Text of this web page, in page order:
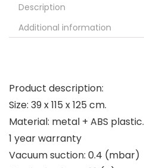
Description
Additional information
Product description:
Size: 39 x 115 x 125 cm.
Material: metal + ABS plastic.
1 year warranty
Vacuum suction: 0.4 (mbar)